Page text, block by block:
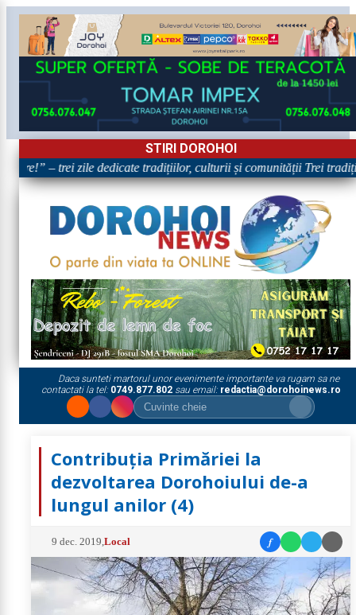
STIRI DOROHOI
– trei zile dedicate tradițiilor, culturii și comunității Trei tradiții.
Daca sunteti martorul unor evenimente importante va rugam sa ne
contactati la tel: 0749.877.802sau email: redactia@dorohoinews.ro
Contribuția Primăriei la
dezvoltarea Dorohoiului de-a
lungul anilor (4)
9 dec. 2019 ,Local f